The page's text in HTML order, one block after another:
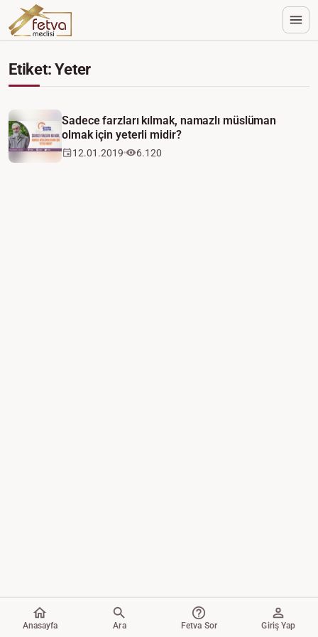
Etiket: Yeter
Video
Sadece farzları kılmak, namazlı müslüman
olmak için yeterli midir?
12.01.2019 6.120
Anasayfa Ara Fetva Sor Giriş Yap